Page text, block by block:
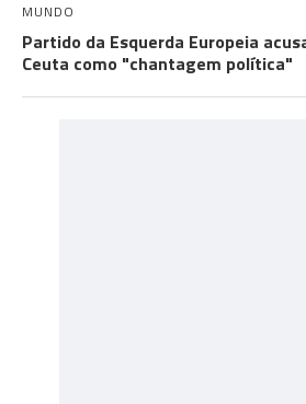
MUNDO
Partido da Esquerda Europeia
Ceuta como "chantagem política"